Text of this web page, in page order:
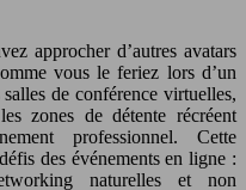
approcher d’autres avatars
vous le feriez lors d’un
de conférence virtuelles,
zones de détente récréent
professionnel. Cette
des événements en ligne :
naturelles et non